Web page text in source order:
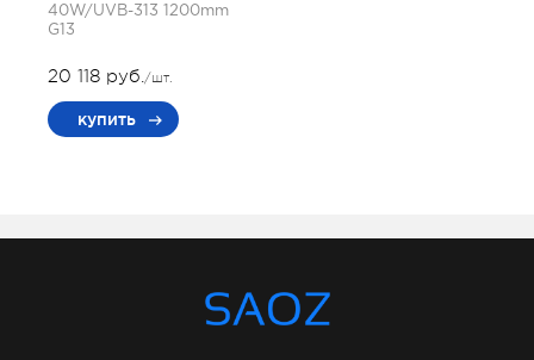
40W/UVB-313 1200mm
G13
20 118 руб./шт.
купить